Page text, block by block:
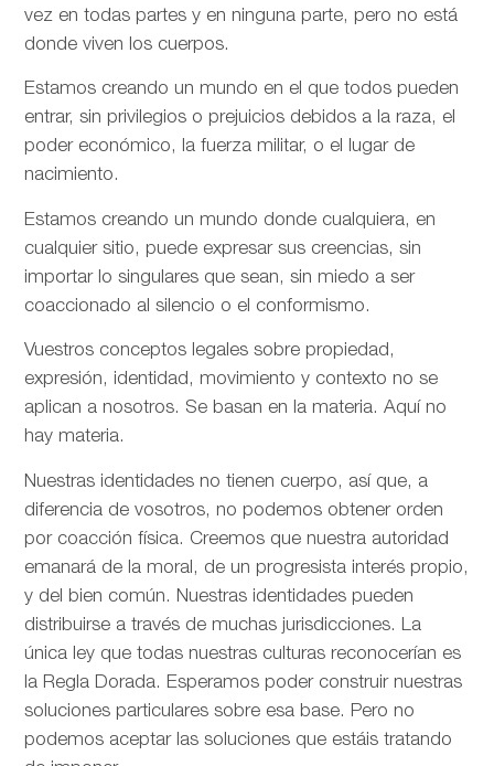
vez en todas partes y en ninguna parte, pero no está
donde viven los cuerpos.
Estamos creando un mundo en el que todos pueden
entrar, sin privilegios o prejuicios debidos a la raza, el
poder económico, la fuerza militar, o el lugar de
nacimiento.
Estamos creando un mundo donde cualquiera, en
cualquier sitio, puede expresar sus creencias, sin
importar lo singulares que sean, sin miedo a ser
coaccionado al silencio o el conformismo.
Vuestros conceptos legales sobre propiedad,
expresión, identidad, movimiento y contexto no se
aplican a nosotros. Se basan en la materia. Aquí no
hay materia.
Nuestras identidades no tienen cuerpo, así que, a
diferencia de vosotros, no podemos obtener orden
por coacción física. Creemos que nuestra autoridad
emanará de la moral, de un progresista interés propio,
y del bien común. Nuestras identidades pueden
distribuirse a través de muchas jurisdicciones. La
única ley que todas nuestras culturas reconocerían es
la Regla Dorada. Esperamos poder construir nuestras
soluciones particulares sobre esa base. Pero no
podemos aceptar las soluciones que estáis tratando